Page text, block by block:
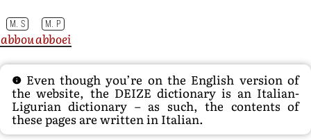
M. S M. P
abbouabboei
Even though you’re on the English version of
the website, the DEIZE dictionary is an Italian-
Ligurian dictionary – as such, the contents of
these pages are written in Italian.